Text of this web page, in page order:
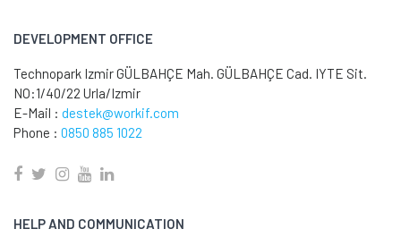
DEVELOPMENT OFFICE
Technopark Izmir GÜLBAHÇE Mah. GÜLBAHÇE Cad. IYTE Sit.
NO:1/40/22 Urla/Izmir
E-Mail : destek@workif.com
Phone : 0850 885 1022
HELP AND COMMUNICATION